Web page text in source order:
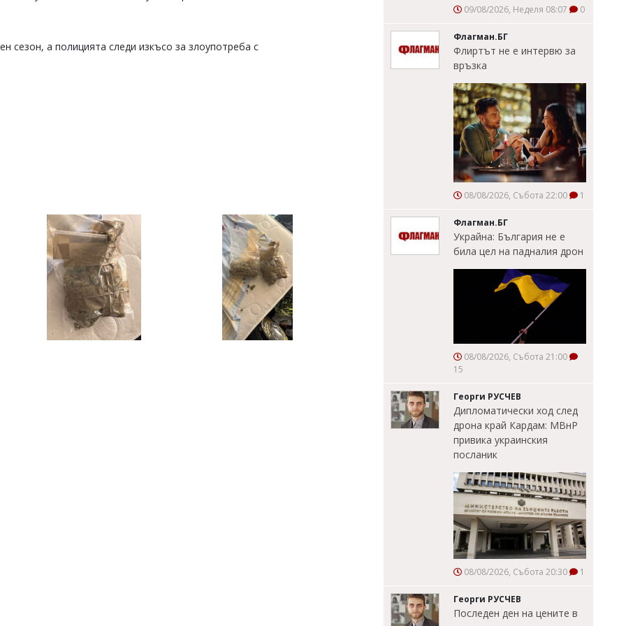
сезон, а полицията следи изкъсо за злоупотреба с
09/08/2026, Неделя 08:07 0
Флагман.БГ
Флиртът не е интервю за
връзка
08/08/2026, Събота 22:00 1
Флагман.БГ
Украйна: България не е
била цел на падналия дрон
08/08/2026, Събота 21:00
15
Георги РУСЧЕВ
Дипломатически ход след
дрона край Кардам: МВнР
привика украинския
посланик
08/08/2026, Събота 20:30 1
Георги РУСЧЕВ
Последен ден на цените в